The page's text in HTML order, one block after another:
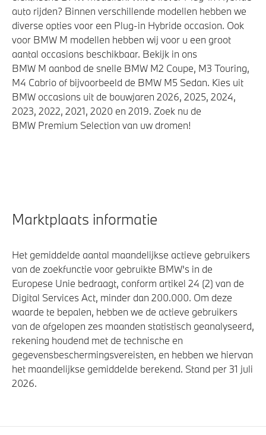
auto rijden? Binnen verschillende modellen hebben we
diverse opties voor een Plug-in Hybride occasion. Ook
voor BMW M modellen hebben wij voor u een groot
aantal occasions beschikbaar. Bekijk in ons
BMW M aanbod de snelle BMW M2 Coupe, M3 Touring,
M4 Cabrio of bijvoorbeeld de BMW M5 Sedan. Kies uit
BMW occasions uit de bouwjaren 2026, 2025, 2024,
2023, 2022, 2021, 2020 en 2019. Zoek nu de
BMW Premium Selection van uw dromen!
Marktplaats informatie
Het gemiddelde aantal maandelijkse actieve gebruikers
van de zoekfunctie voor gebruikte BMW's in de
Europese Unie bedraagt, conform artikel 24 (2) van de
Digital Services Act, minder dan 200.000. Om deze
waarde te bepalen, hebben we de actieve gebruikers
van de afgelopen zes maanden statistisch geanalyseerd,
rekening houdend met de technische en
gegevensbeschermingsvereisten, en hebben we hiervan
het maandelijkse gemiddelde berekend. Stand per 31 juli
2026.